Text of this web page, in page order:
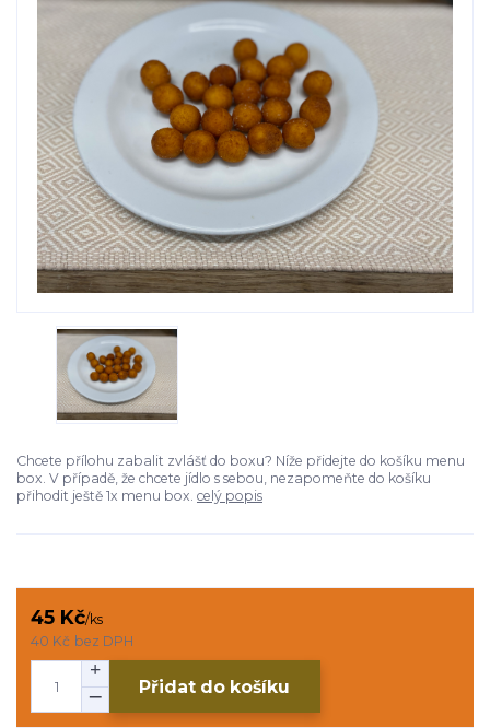
Chcete přílohu zabalit zvlášť do boxu? Níže přidejte do košíku menu
box. V případě, že chcete jídlo s sebou, nezapomeňte do košíku
přihodit ještě 1x menu box. celý popis
45 Kč/ks
40 Kč bez DPH
Přidat do košíku